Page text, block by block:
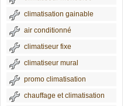
climatisation gainable
air conditionné
climatiseur fixe
climatiseur mural
promo climatisation
chauffage et climatisation